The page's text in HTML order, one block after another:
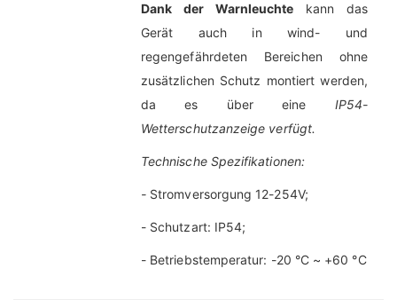
Dank der Warnleuchte kann das
Gerät auch in wind- und
regengefährdeten Bereichen ohne
zusätzlichen Schutz montiert werden,
da es über eine IP54-
Wetterschutzanzeige verfügt.
Technische Spezifikationen:
- Stromversorgung 12-254V;
- Schutzart: IP54;
- Betriebstemperatur: -20 °C ~ +60 °C